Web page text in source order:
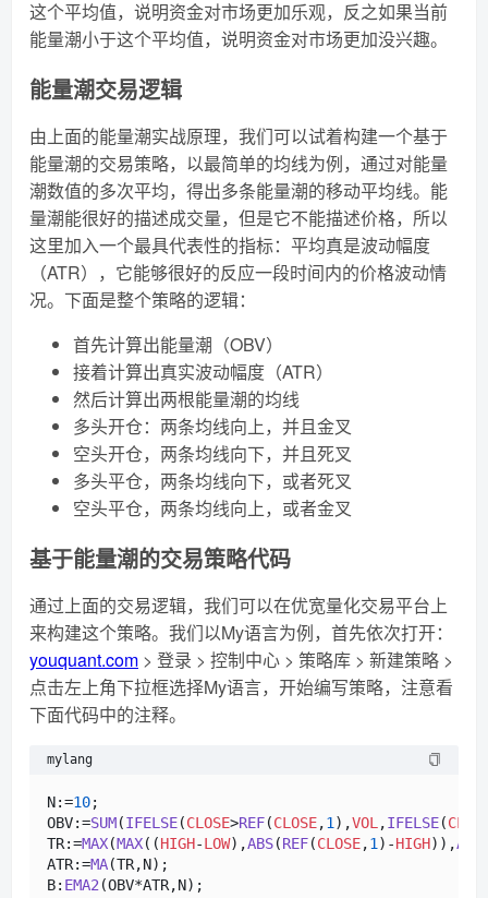
这个平均值，说明资金对市场更加乐观，反之如果当前
能量潮小于这个平均值，说明资金对市场更加没兴趣。
能量潮交易逻辑
由上面的能量潮实战原理，我们可以试着构建一个基于
能量潮的交易策略，以最简单的均线为例，通过对能量
潮数值的多次平均，得出多条能量潮的移动平均线。能
量潮能很好的描述成交量，但是它不能描述价格，所以
这里加入一个最具代表性的指标：平均真是波动幅度
（ATR），它能够很好的反应一段时间内的价格波动情
况。下面是整个策略的逻辑：
首先计算出能量潮（OBV）
接着计算出真实波动幅度（ATR）
然后计算出两根能量潮的均线
多头开仓：两条均线向上，并且金叉
空头开仓，两条均线向下，并且死叉
多头平仓，两条均线向下，或者死叉
空头平仓，两条均线向上，或者金叉
基于能量潮的交易策略代码
通过上面的交易逻辑，我们可以在优宽量化交易平台上
来构建这个策略。我们以My语言为例，首先依次打开：
youquant.com > 登录 > 控制中心 > 策略库 > 新建策略 >
点击左上角下拉框选择My语言，开始编写策略，注意看
下面代码中的注释。
mylang
N:=10;
OBV:=SUM(IFELSE(CLOSE>REF(CLOSE,1 ),VOL ,IFELSE(
TR:=MAX(MAX((HIGH-LOW),ABS(REF(CLOSE,1 )-HIGH)),ABS
ATR:=MA(TR,N);
B: EMA2 (OBV*ATR,N);